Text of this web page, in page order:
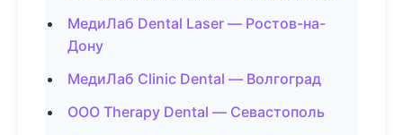
МедиЛаб Dental Laser — Ростов-на-
Дону
МедиЛаб Clinic Dental — Волгоград
ООО Therapy Dental — Севастополь